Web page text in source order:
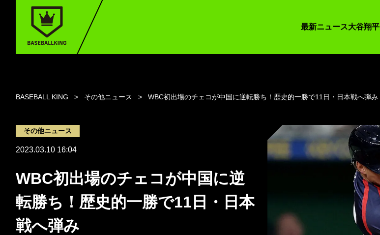
最新ニュース大谷翔平
BASEBALL KING その他ニュース WBC初出場のチェコが中国に逆転勝ち！歴史的一勝で11日・日本戦へ弾み
その他ニュース
2023.03.10 16:04
WBC初出場のチェコが中国に逆
転勝ち！歴史的一勝で11日・日本
戦へ弾み